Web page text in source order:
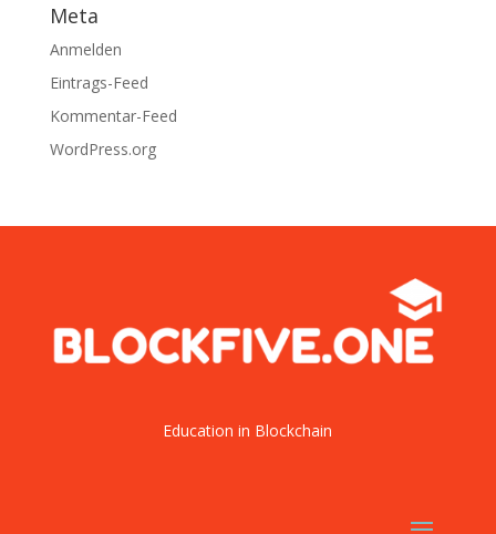
Meta
Anmelden
Eintrags-Feed
Kommentar-Feed
WordPress.org
Education in Blockchain